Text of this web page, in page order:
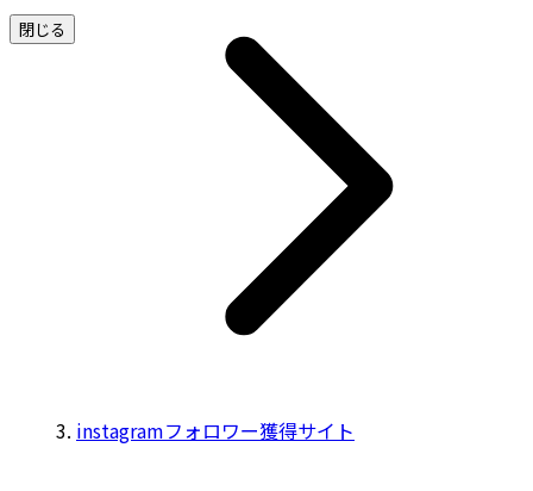
閉じる
instagramフォロワー獲得サイト